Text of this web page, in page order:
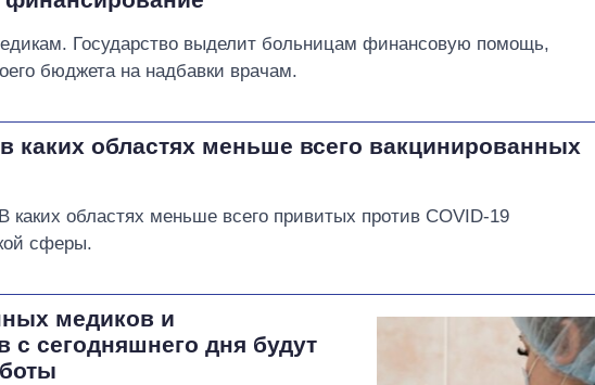
Государство выделит больницам финансовую помощь,
бюджета на надбавки врачам.
каких областях меньше всего вакцинированных
каких областях меньше всего привитых против COVID-19
сферы.
медиков и
сегодняшнего дня будут